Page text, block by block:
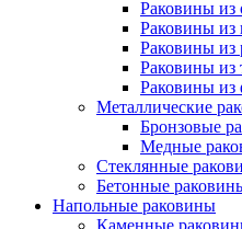
Раковины из
Раковины из
Раковины из
Раковины из
Раковины из
Металлические
Бронзовые
Медные
Стеклянные
Бетонные
Напольные раковины
Каменные